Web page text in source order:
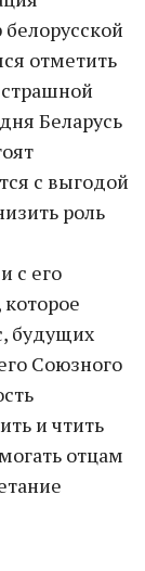
отметить
Беларусь
с выгодой
роль
с его
будущих
Союзного
и чтить
отцам